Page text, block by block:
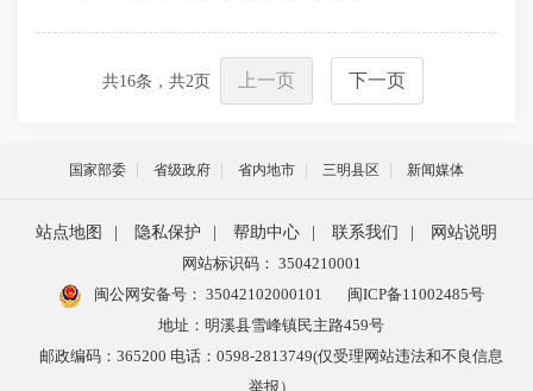
共16条，共2页 上一页 下一页
国家部委 省级政府 省内地市 三明县区 新闻媒体
站点地图 | 隐私保护 | 帮助中心 | 联系我们 |
网站说明
网站标识码： 3504210001
闽公网安备号： 35042102000101
闽ICP备11002485号
地址：明溪县雪峰镇民主路459号
邮政编码：365200 电话：0598-2813749(仅受理网站违法和不良信息
举报）